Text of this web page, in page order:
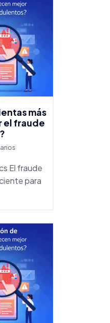
más
el fraude
El fraude
para